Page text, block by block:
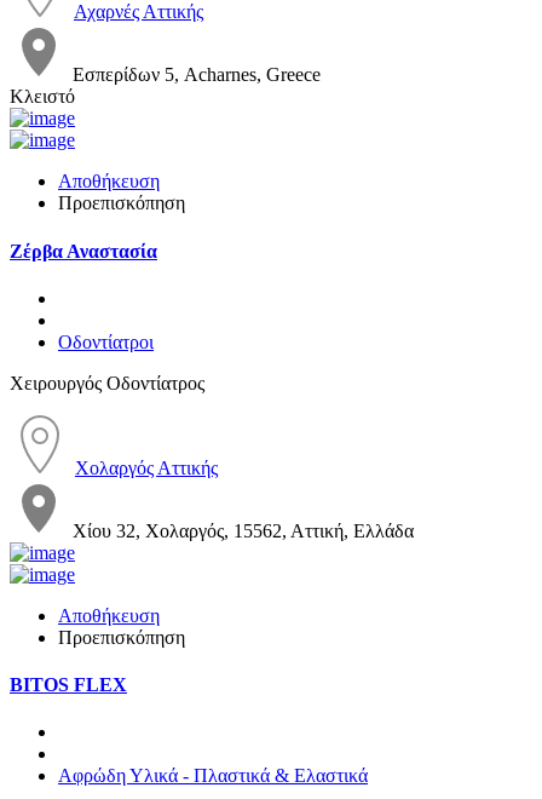
Αχαρνές Αττικής
Εσπερίδων 5, Acharnes, Greece
Κλειστό
Αποθήκευση
Προεπισκόπηση
Ζέρβα Αναστασία
Οδοντίατροι
Χειρουργός Οδοντίατρος
Χολαργός Αττικής
Χίου 32, Χολαργός, 15562, Αττική, Ελλάδα
Αποθήκευση
Προεπισκόπηση
BITOS FLEX
Αφρώδη Υλικά - Πλαστικά & Ελαστικά